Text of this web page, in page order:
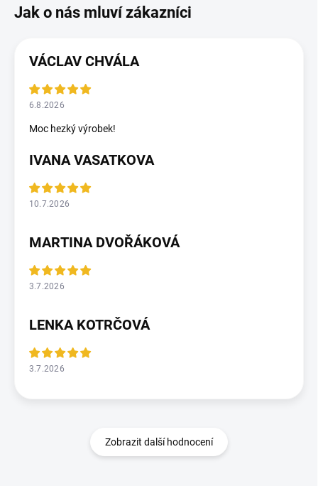
VÁCLAV CHVÁLA
6.8.2026
Moc hezký výrobek!
IVANA VASATKOVA
10.7.2026
MARTINA DVOŘÁKOVÁ
3.7.2026
LENKA KOTRČOVÁ
3.7.2026
Zobrazit další hodnocení